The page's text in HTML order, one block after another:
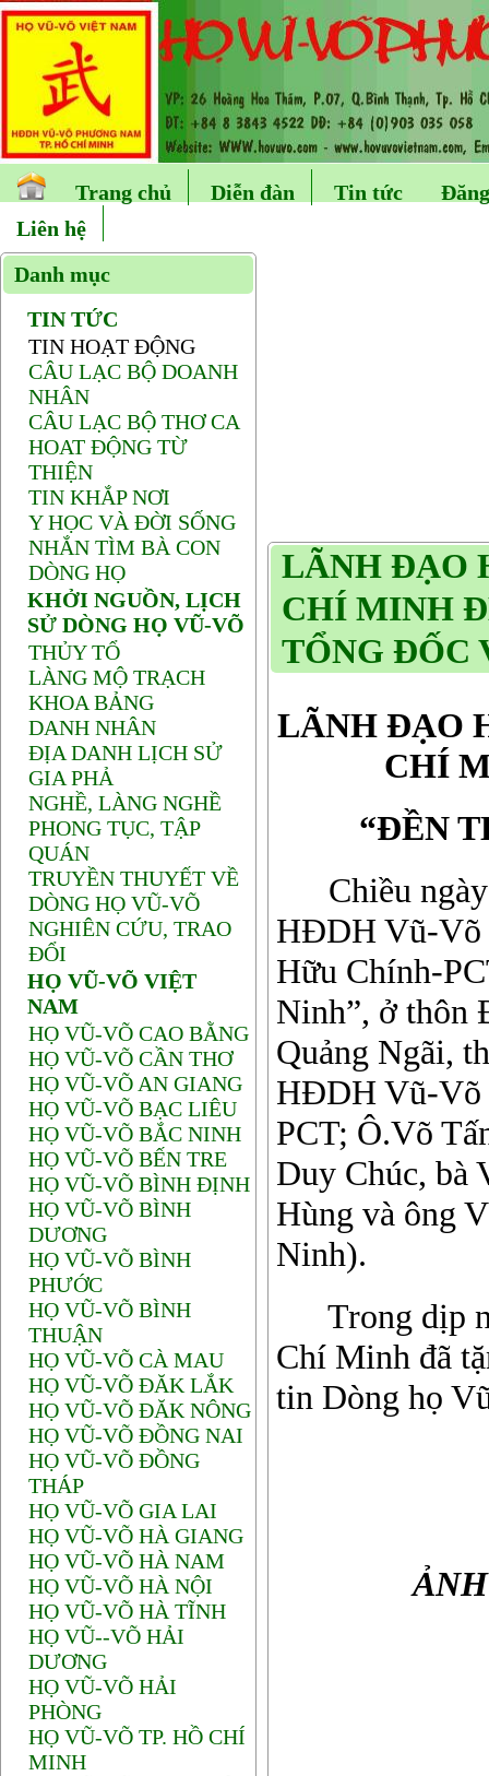
Trang chủ Diễn đàn Tin tức
Liên hệ
Danh mục
TIN TỨC
TIN HOẠT ĐỘNG
CÂU LẠC BỘ DOANH
NHÂN
CÂU LẠC BỘ THƠ CA
HOAT ĐỘNG TỪ
THIỆN
TIN KHẮP NƠI
Y HỌC VÀ ĐỜI SỐNG
NHẮN TÌM BÀ CON
DÒNG HỌ
KHỞI NGUỒN, LỊCH
SỬ DÒNG HỌ VŨ-VÕ
THỦY TỔ
LÀNG MỘ TRẠCH
KHOA BẢNG
DANH NHÂN
ĐỊA DANH LỊCH SỬ
GIA PHẢ
NGHỀ, LÀNG NGHỀ
PHONG TỤC, TẬP
QUÁN
TRUYỀN THUYẾT VỀ
DÒNG HỌ VŨ-VÕ
NGHIÊN CỨU, TRAO
ĐỔI
HỌ VŨ-VÕ VIỆT
NAM
HỌ VŨ-VÕ CAO BẰNG
HỌ VŨ-VÕ CẦN THƠ
HỌ VŨ-VÕ AN GIANG
HỌ VŨ-VÕ BẠC LIÊU
HỌ VŨ-VÕ BẮC NINH
HỌ VŨ-VÕ BẾN TRE
HỌ VŨ-VÕ BÌNH ĐỊNH
HỌ VŨ-VÕ BÌNH
DƯƠNG
HỌ VŨ-VÕ BÌNH
PHƯỚC
HỌ VŨ-VÕ BÌNH
THUẬN
HỌ VŨ-VÕ CÀ MAU
HỌ VŨ-VÕ ĐĂK LẮK
HỌ VŨ-VÕ ĐĂK NÔNG
HỌ VŨ-VÕ ĐỒNG NAI
HỌ VŨ-VÕ ĐỒNG
THÁP
HỌ VŨ-VÕ GIA LAI
HỌ VŨ-VÕ HÀ GIANG
HỌ VŨ-VÕ HÀ NAM
HỌ VŨ-VÕ HÀ NỘI
HỌ VŨ-VÕ HÀ TĨNH
HỌ VŨ--VÕ HẢI
DƯƠNG
HỌ VŨ-VÕ HẢI
PHÒNG
HỌ VŨ-VÕ TP. HỒ CHÍ
MINH
LÃNH ĐẠO
CHÍ MINH
TỔNG ĐỐC
LÃNH ĐẠO
CHÍ
“ĐỀN
Chiều ngày
HĐDH Vũ-Võ
Hữu Chính-
Ninh”, ở thôn
Quảng Ngãi,
HĐDH Vũ-Võ
PCT; Ô.Võ
Duy Chúc, bà
Hùng và ông
Ninh).
Trong dịp
Chí Minh đã
tin Dòng họ